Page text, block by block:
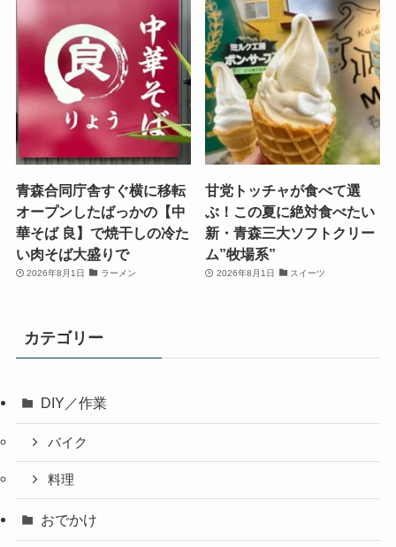
青森合同庁舎すぐ横に移転
オープンしたばっかの【中
華そば 良】で焼干しの冷た
い肉そば大盛りで
2026年8月1日 ラーメン
甘党トッチャが食べて選
ぶ！この夏に絶対食べたい
新・青森三大ソフトクリー
ム”牧場系”
2026年8月1日 スイーツ
カテゴリー
DIY／作業
バイク
料理
おでかけ